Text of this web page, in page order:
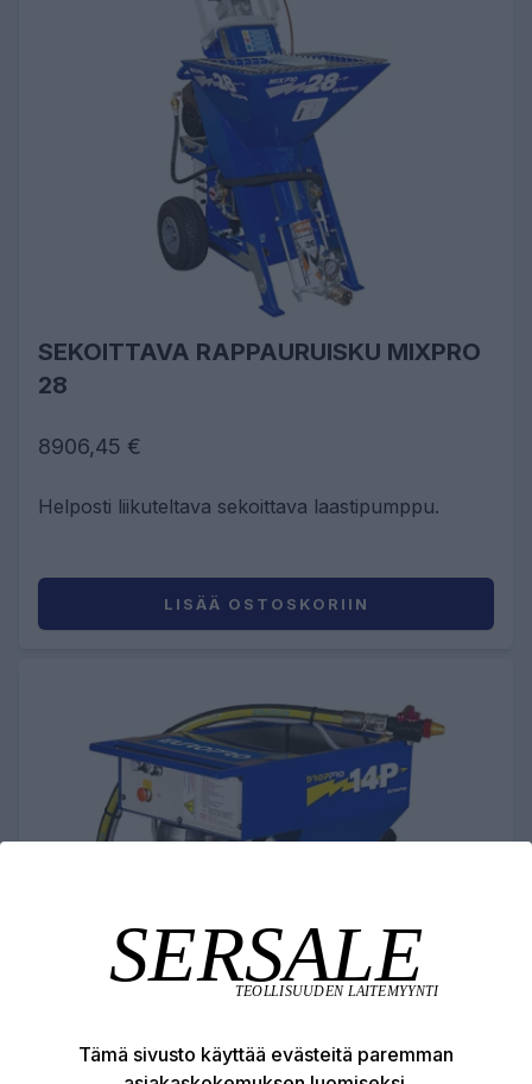
SEKOITTAVA RAPPAURUISKU MIXPRO
28
8906,45 €
Helposti liikuteltava sekoittava laastipumppu.
LISÄÄ OSTOSKORIIN
Tämä sivusto käyttää evästeitä paremman